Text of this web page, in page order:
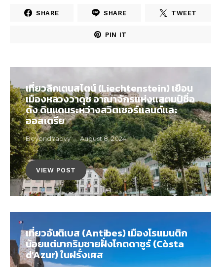
SHARE SHARE TWEET
PIN IT
เที่ยวลิกเตนสไตน์ (Liechtenstein) เยือน
เมืองหลวงวาดุซ อาณาจักรแห่งแสตมป์ชื่อ
ดัง ดินแดนระหว่างสวิตเซอร์แลนด์และ
ออสเตรีย
BeyondYaovy August 8, 2024
VIEW POST
เที่ยวอันติเบส (Antibes) เมืองโรแมนติก
น้อยแต่มากริมชายฝั่งโกตดาซูร์ (Còsta
d’Azur) ในฝรั่งเศส